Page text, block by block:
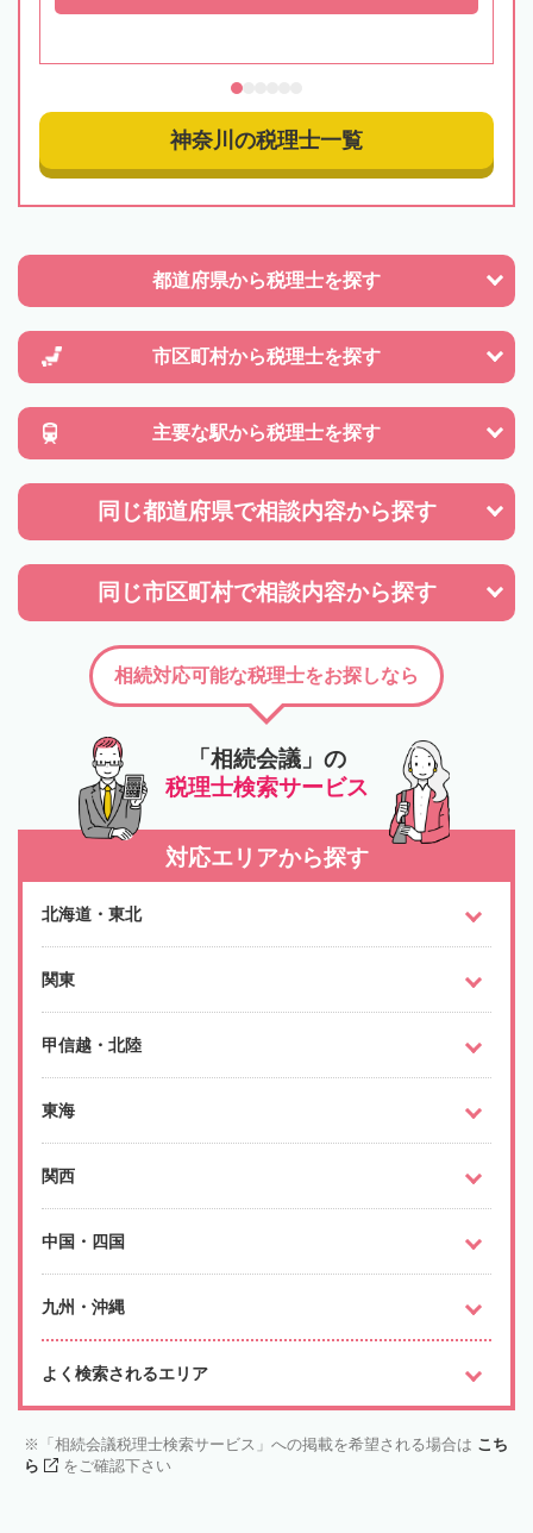
神奈川の税理士一覧
都道府県から税理士を探す
市区町村から税理士を探す
主要な駅から税理士を探す
同じ都道府県で相談内容から探す
同じ市区町村で相談内容から探す
「相続会議」の
税理士検索サービス
相続対応可能な税理士をお探しなら
対応エリアから探す
北海道・東北
関東
甲信越・北陸
東海
関西
中国・四国
九州・沖縄
よく検索されるエリア
「相続会議税理士検索サービス」への掲載を希望される場合は こち
ら
をご確認下さい